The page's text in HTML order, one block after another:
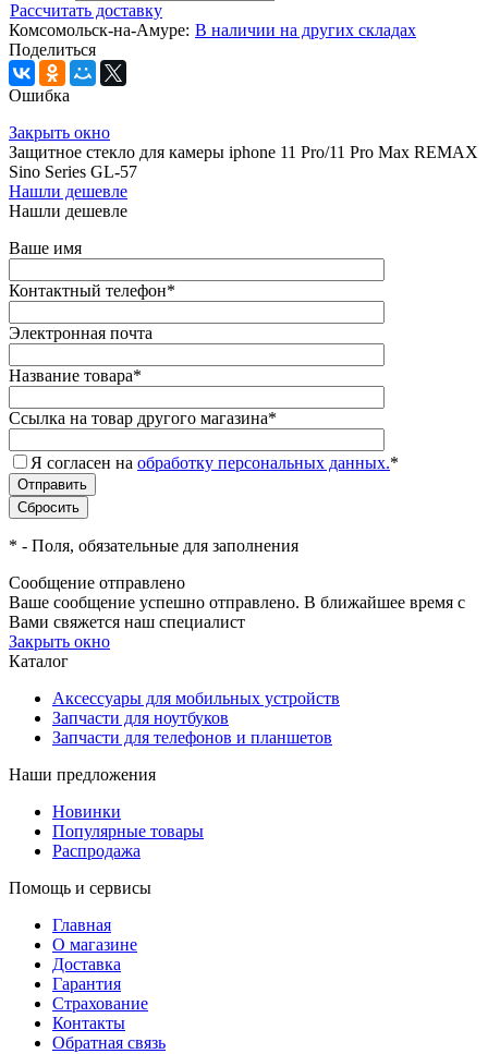
Рассчитать доставку
Комсомольск-на-Амуре: В наличии на других складах
Поделиться
Ошибка
Закрыть окно
Защитное стекло для камеры iphone 11 Pro/11 Pro Max REMAX
Sino Series GL-57
Нашли дешевле
Нашли дешевле
Ваше имя
Контактный телефон*
Электронная почта
Название товара*
Ссылка на товар другого магазина*
Я согласен на обработку персональных данных.*
* - Поля, обязательные для заполнения
Сообщение отправлено
Ваше сообщение успешно отправлено. В ближайшее время с
Вами свяжется наш специалист
Закрыть окно
Каталог
Аксессуары для мобильных устройств
Запчасти для ноутбуков
Запчасти для телефонов и планшетов
Наши предложения
Новинки
Популярные товары
Распродажа
Помощь и сервисы
Главная
О магазине
Доставка
Гарантия
Страхование
Контакты
Обратная связь